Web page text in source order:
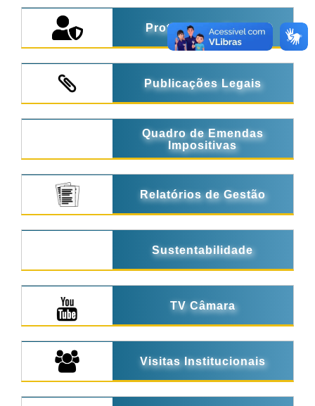
Proteção de Dados
Publicações Legais
Quadro de Emendas
Impositivas
Relatórios de Gestão
Sustentabilidade
TV Câmara
Visitas Institucionais